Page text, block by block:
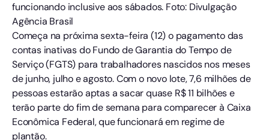
funcionando inclusive aos sábados. Foto: Divulgação
Agência Brasil
Começa na próxima sexta-feira (12) o pagamento das
contas inativas do Fundo de Garantia do Tempo de
Serviço (FGTS) para trabalhadores nascidos nos meses
de junho, julho e agosto. Com o novo lote, 7,6 milhões de
pessoas estarão aptas a sacar quase R$ 11 bilhões e
terão parte do fim de semana para comparecer à Caixa
Econômica Federal, que funcionará em regime de
plantão.